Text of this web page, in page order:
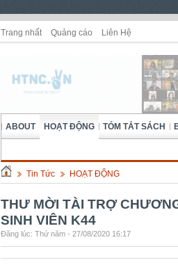
Trang nhất Quảng cáo Liên Hệ
ABOUT HOẠT ĐỘNG TÓM TẮT SÁCH
Tin Tức HOẠT ĐỘNG
THƯ MỜI TÀI TRỢ
SINH VIÊN K44
Đăng lúc: Thứ năm - 27/08/2020 16:17